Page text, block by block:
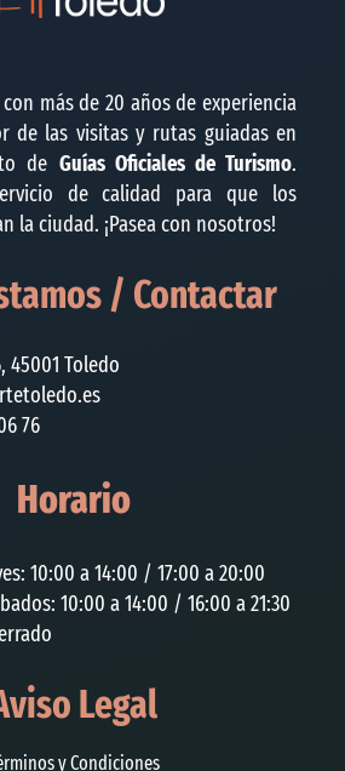
más de 20 años de experiencia
de las visitas y rutas guiadas en
de Guías Oficiales de Turismo.
de calidad para que los
la ciudad. ¡Pasea con nosotros!
/ Contactar
45001 Toledo
76
Horario
10:00 a 14:00 / 17:00 a 20:00
10:00 a 14:00 / 16:00 a 21:30
Legal
y Condiciones